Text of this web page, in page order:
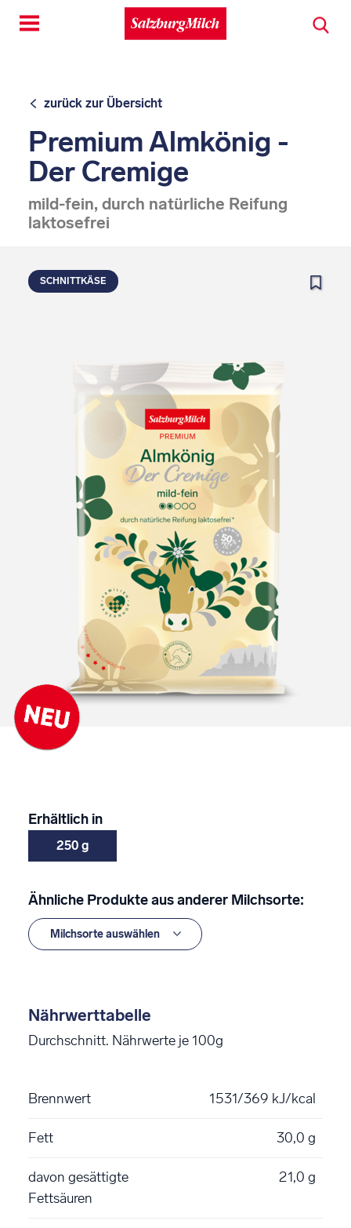
Toggle
navigation
zurück zur Übersicht
Premium Almkönig -
Der Cremige
mild-fein, durch natürliche Reifung
laktosefrei
SCHNITTKÄSE
Erhältlich in
250 g
Ähnliche Produkte aus anderer Milchsorte:
Nährwerttabelle
Durchschnitt. Nährwerte je 100g
Brennwert 1531/369 kJ/kcal
Fett 30,0 g
davon gesättigte
Fettsäuren
21,0 g